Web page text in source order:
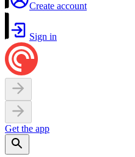
Create account
Sign in
Get the app